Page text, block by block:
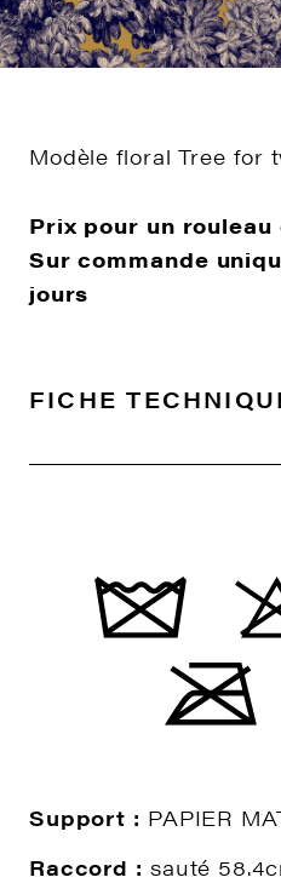
Modèle floral Tree for
Prix pour un rouleau
Sur commande
jours
FICHE
Support : PAPIER
Raccord : sauté